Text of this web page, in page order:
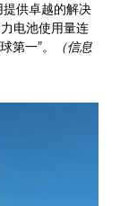
供卓越的解决
电池使用量连
第一”。
（信息